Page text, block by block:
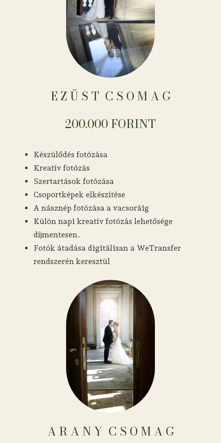
E Z Ü S T ​​​​​​​​​​​​​​​​​​ C S O M A G
200.000 FORINT
Készülődés fotózása
Kreatív fotózás
Szertartások fotózása
Csoportképek elkészítése
A násznép fotózása a vacsoráig
Külön napi kreatív fotózás lehetősége
díjmentesen.
Fotók átadása digitálisan a WeTransfer
rendszerén keresztül
A R A N Y ​​​​​​​​​​​​​​​​​​ C S O M A G